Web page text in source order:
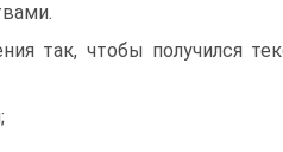
так, чтобы получился